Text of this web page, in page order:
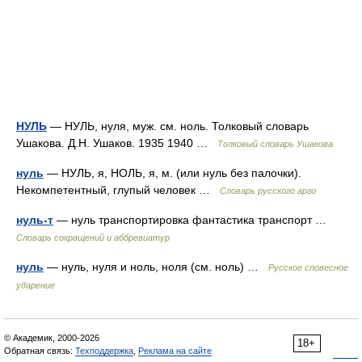
НУЛЬ — НУЛЬ, нуля, муж. см. ноль. Толковый словарь
Ушакова. Д.Н. Ушаков. 1935 1940 …
Толковый словарь Ушакова
нуль — НУЛЬ, я, НОЛЬ, я, м. (или нуль без палочки).
Некомпетентный, глупый человек …
Словарь русского арго
нуль-т — нуль транспортировка фантастика транспорт …
Словарь сокращений и аббревиатур
нуль — нуль, нуля и ноль, ноля (см. ноль) …
Русское словесное
ударение
18+
© Академик, 2000-2026
Обратная связь: Техподдержка Реклама на сайте